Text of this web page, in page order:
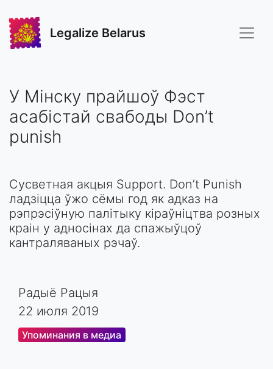
Legalize Belarus
У Мінску прайшоў Фэст
асабістай свабоды Don’t
punish
Сусветная акцыя Support. Don’t Punish
ладзіцца ўжо сёмы год як адказ на
рэпрэсіўную палітыку кіраўніцтва розных
краін у адносінах да спажыўцоў
кантраляваных рэчаў.
Радыё Рацыя
22 июля 2019
Упоминания в медиа